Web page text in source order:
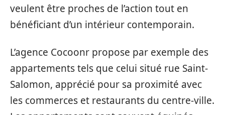
veulent être proches de l’action tout en
bénéficiant d’un intérieur contemporain.
L’agence Cocoonr propose par exemple des
appartements tels que celui situé rue Saint-
Salomon, apprécié pour sa proximité avec
les commerces et restaurants du centre-ville.